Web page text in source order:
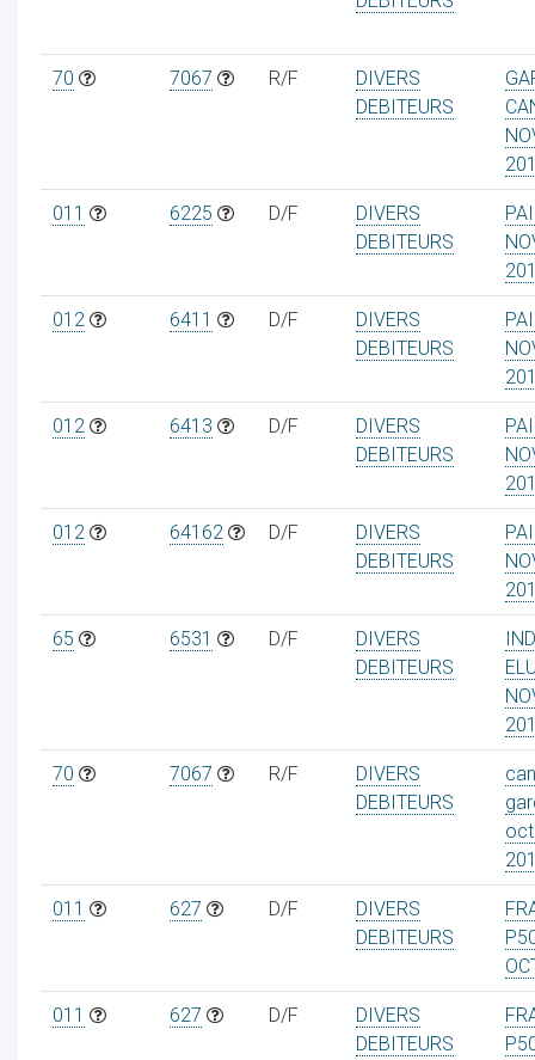
70 7067 R/F
DIVERS
DEBITEURS
011 6225 D/F
DIVERS
DEBITEURS
012 6411 D/F
DIVERS
DEBITEURS
012 6413 D/F
DIVERS
DEBITEURS
012 64162 D/F
DIVERS
DEBITEURS
65 6531 D/F
DIVERS
DEBITEURS
70 7067 R/F
DIVERS
DEBITEURS
011 627 D/F
DIVERS
DEBITEURS
011 627 D/F
DIVERS
DEBITEURS